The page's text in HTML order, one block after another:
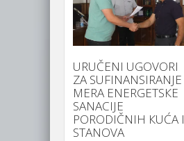
URUČENI UGOVORI
ZA SUFINANSIRANJE
MERA ENERGETSКE
SANACIJE
PORODIČNIH КUĆA I
STANOVA